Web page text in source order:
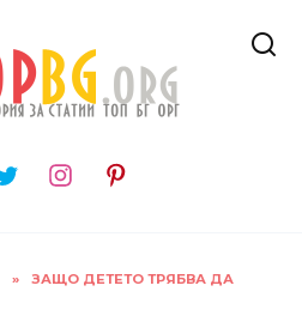
»
ЗАЩО ДЕТЕТО ТРЯБВА ДА